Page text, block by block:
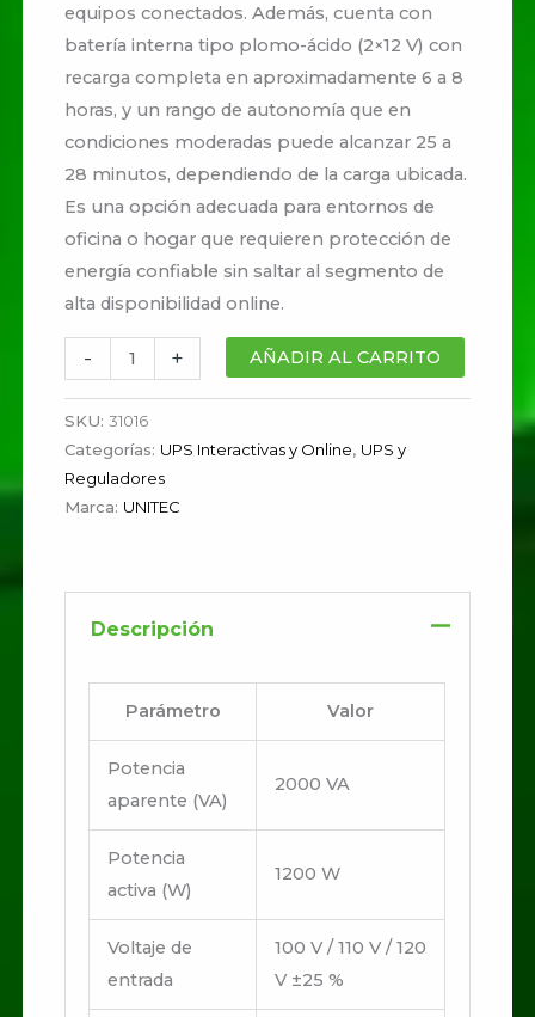
equipos conectados. Además, cuenta con
batería interna tipo plomo-ácido (2×12 V) con
recarga completa en aproximadamente 6 a 8
horas, y un rango de autonomía que en
condiciones moderadas puede alcanzar 25 a
28 minutos, dependiendo de la carga ubicada.
Es una opción adecuada para entornos de
oficina o hogar que requieren protección de
energía confiable sin saltar al segmento de
alta disponibilidad online.
- + AÑADIR AL CARRITO
SKU:31016
Categorías: UPS Interactivas y Online, UPS y
Reguladores
Marca: UNITEC
Descripción
Parámetro Valor
Potencia
aparente (VA)
2000 VA
Potencia
activa (W)
1200 W
Voltaje de
entrada
100 V / 110 V / 120
V ±25 %